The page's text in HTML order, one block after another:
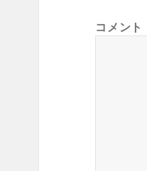
コメント